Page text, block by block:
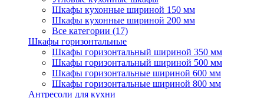
Шкафы кухонные шириной 150 мм
Шкафы кухонные шириной 200 мм
Все категории (17)
Шкафы горизонтальные
Шкафы горизонтальный шириной 350 мм
Шкафы горизонтальный шириной 500 мм
Шкафы горизонтальные шириной 600 мм
Шкафы горизонтальные шириной 800 мм
Антресоли для кухни